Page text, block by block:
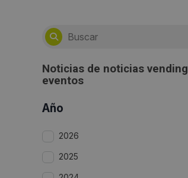
Noticias de noticias vending
eventos
Año
2026
2025